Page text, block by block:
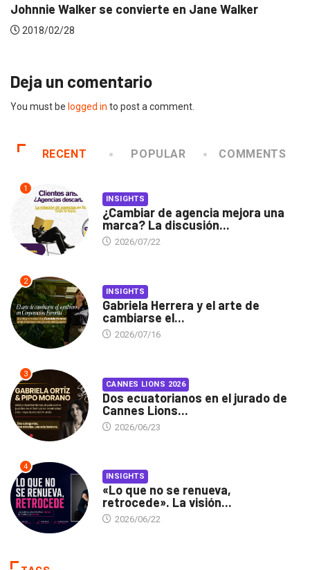
Walker se convierte en Jane Walker
02/28
Deja un comentario
You must be logged in to post a comment.
RECENT POPULAR COMMENTS
1
INSIGHTS
¿Cambiar de agencia mejora una
marca? La discusión...
2026/07/22
2
INSIGHTS
Gabriela Herrera y el arte de
cambiarse el...
2026/07/16
3
CANNES LIONS 2026
Dos ecuatorianos en el jurado de
Cannes Lions...
2026/06/23
4
INSIGHTS
«Lo que no se renueva,
retrocede». La visión...
2026/06/22